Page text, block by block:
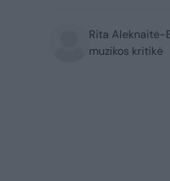
Rita Aleknaitė-
muzikos kritikė